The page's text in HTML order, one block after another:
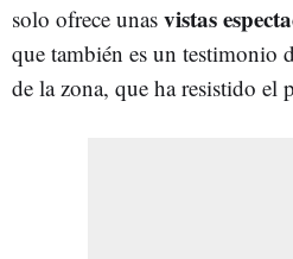
solo ofrece unas vistas
que también es un testimonio
de la zona, que ha resistido el